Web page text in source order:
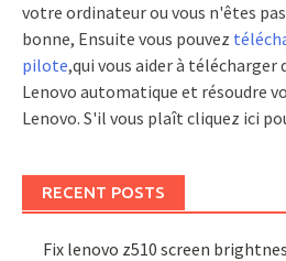
votre ordinateur ou vous n'êtes
bonne, Ensuite vous pouvez
pilote,qui vous aider à
Lenovo automatique et résoudre
Lenovo. S'il vous plaît cliquez ici
RECENT POSTS
Fix lenovo z510 screen